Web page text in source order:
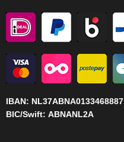
IBAN: NL37ABNA0133468887
BIC/Swift: ABNANL2A